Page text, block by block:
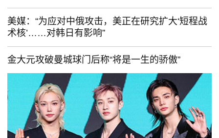
美媒：“为应对中俄攻击，美正在研究扩大‘短程战
术核’……对韩日有影响”
金大元攻破曼城球门后称“将是一生的骄傲”